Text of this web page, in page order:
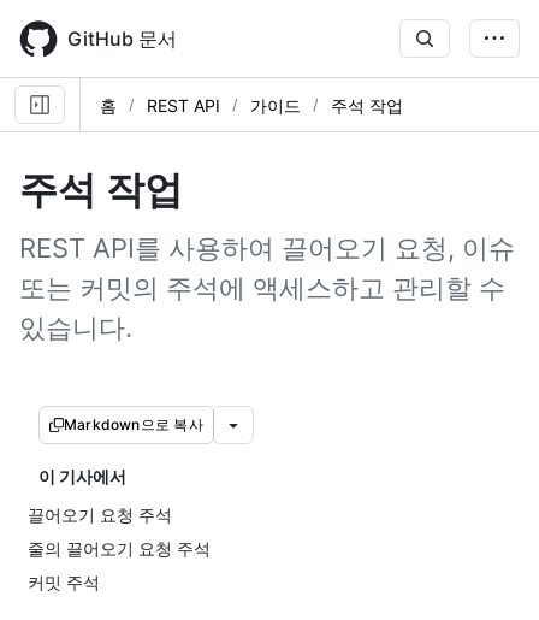
main
content
GitHub 문서
홈 REST API 가이드 주석 작업
주석 작업
REST API를 사용하여 끌어오기 요청, 이슈
또는 커밋의 주석에 액세스하고 관리할 수
있습니다.
Markdown으로 복사
이 기사에서
끌어오기 요청 주석
줄의 끌어오기 요청 주석
커밋 주석